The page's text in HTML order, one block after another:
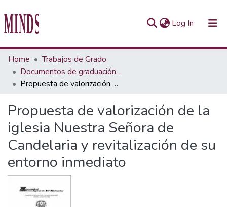
Log In (current)
Communities & Collections
All of Repository UTEC
Home
Trabajos de Grado
Documentos de graduación de pregrados
Propuesta de valorización de la iglesia Nuestra Señora de Candelaria y revitalización de su entorno inmediato
Propuesta de valorización de la
iglesia Nuestra Señora de
Candelaria y revitalización de su
entorno inmediato